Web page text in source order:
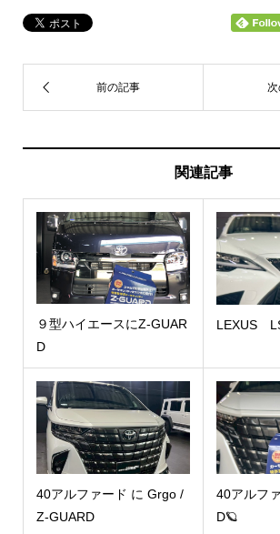
関連記事
９型ハイエースにZ-GUAR
D
LEXUS
40アルファード に Grgo /
Z-GUARD
40アルフ
D🪐